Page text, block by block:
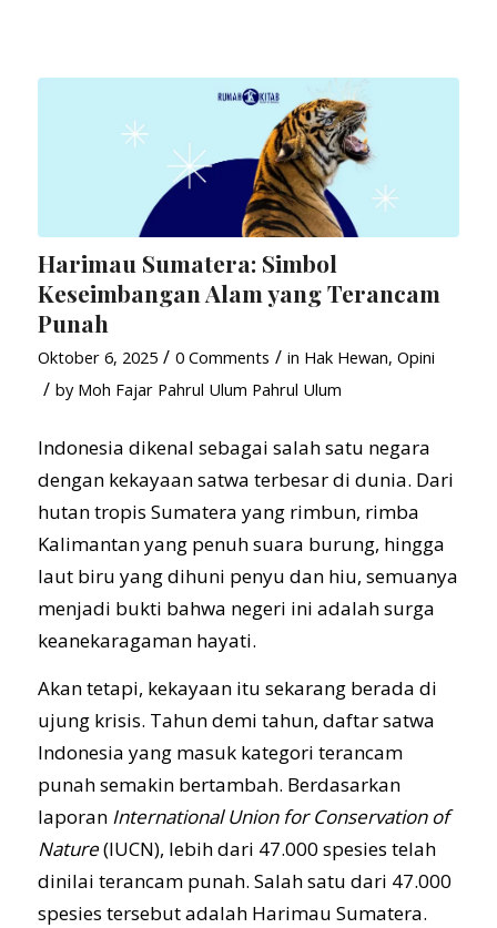
Harimau Sumatera: Simbol
Keseimbangan Alam yang Terancam
Punah
Oktober 6, 2025 / 0 Comments / in Hak Hewan, Opini
/ by Moh Fajar Pahrul Ulum Pahrul Ulum
Indonesia dikenal sebagai salah satu negara
dengan kekayaan satwa terbesar di dunia. Dari
hutan tropis Sumatera yang rimbun, rimba
Kalimantan yang penuh suara burung, hingga
laut biru yang dihuni penyu dan hiu, semuanya
menjadi bukti bahwa negeri ini adalah surga
keanekaragaman hayati.
Akan tetapi, kekayaan itu sekarang berada di
ujung krisis. Tahun demi tahun, daftar satwa
Indonesia yang masuk kategori terancam
punah semakin bertambah. Berdasarkan
laporan International Union for Conservation of
Nature(IUCN), lebih dari 47.000 spesies telah
dinilai terancam punah. Salah satu dari 47.000
spesies tersebut adalah Harimau Sumatera.